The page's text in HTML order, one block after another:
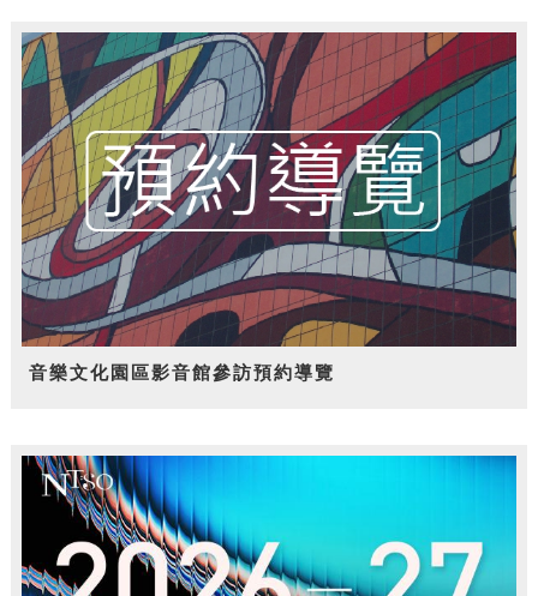
音樂文化園區影音館參訪預約導覽